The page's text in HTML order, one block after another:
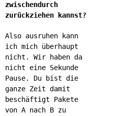
zwischendurch
zurückziehen kannst?
Also ausruhen kann
ich mich überhaupt
nicht. Wir haben da
nicht eine Sekunde
Pause. Du bist die
ganze Zeit damit
beschäftigt Pakete
von A nach B zu